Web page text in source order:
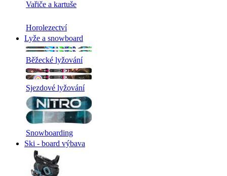
Vařiče a kartuše
Horolezectví
Lyže a snowboard
Běžecké lyžování
Sjezdové lyžování
Snowboarding
Ski - board výbava